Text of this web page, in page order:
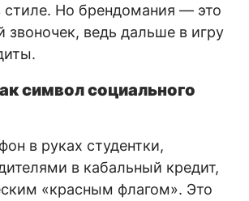
стиле. Но брендомания — это
звоночек, ведь дальше в игру
символ социального
в руках студентки,
в кабальный кредит,
«красным флагом». Это